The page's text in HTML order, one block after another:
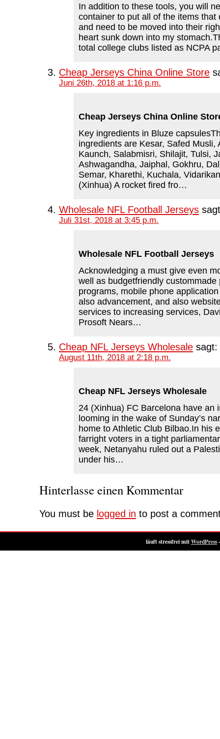
In addition to these tools, you will
container to put all of the items that
and need to be moved into their
heart sunk down into my
total college clubs listed as NCPA
Cheap Jerseys China Online Store
Juni 26th, 2018 at 1:16 p.m.
Cheap Jerseys China Online
Key ingredients in Bluze
ingredients are Kesar, Safed Musli,
Kaunch, Salabmisri, Shilajit, Tulsi,
Ashwagandha, Jaiphal, Gokhru,
Semar, Kharethi, Kuchala,
(Xinhua) A rocket fired fro…
Wholesale NFL Football Jerseys
Juli 31st, 2018 at 3:45 p.m.
Wholesale NFL Football Jerseys
Acknowledging a must give even
well as budgetfriendly custommade
programs, mobile phone
also advancement, and also
services to increasing services,
Prosoft Nears…
Cheap NFL Jerseys Wholesale sagt:
August 11th, 2018 at 2:18 p.m.
Cheap NFL Jerseys Wholesale
24 (Xinhua) FC Barcelona have an
looming in the wake of Sunday’s
home to Athletic Club Bilbao.In his
farright voters in a tight
week, Netanyahu ruled out a
under his…
Hinterlasse einen Kommentar
You must be logged in to post a
läuft stressfrei mitWordPress